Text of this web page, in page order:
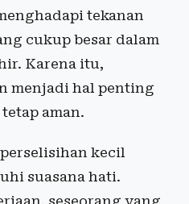
tekanan
cukup besar dalam
Karena itu,
menjadi hal penting
aman.
kecil
suasana hati.